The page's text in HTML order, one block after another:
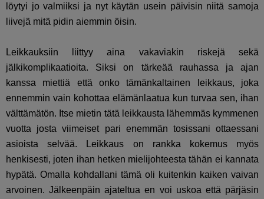
löytyi jo valmiiksi ja nyt käytän usein päivisin niitä samoja
liivejä mitä pidin aiemmin öisin.
Leikkauksiin liittyy aina vakaviakin riskejä sekä
jälkikomplikaatioita. Siksi on tärkeää rauhassa ja ajan
kanssa miettiä että onko tämänkaltainen leikkaus, joka
ennemmin vain kohottaa elämänlaatua kun turvaa sen, ihan
välttämätön. Itse mietin tätä leikkausta lähemmäs kymmenen
vuotta josta viimeiset pari enemmän tosissani ottaessani
asioista selvää. Leikkaus on rankka kokemus myös
henkisesti, joten ihan hetken mielijohteesta tähän ei kannata
hypätä. Omalla kohdallani tämä oli kuitenkin kaiken vaivan
arvoinen. Jälkeenpäin ajateltua en voi uskoa että pärjäsin